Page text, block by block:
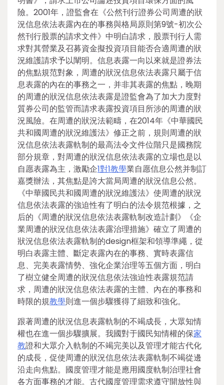
險。2001年，證監會在《公然刊行證券公司周遭的狀
況信息依法表露內在的事務與格局原則第9號-初次公
然刊行股票的請求文件》中明白請求，股票刊行人需
求對其營業及召募資金擬投資項目能否合適周遭的狀
況維護請求予以闡明。信息表露一向以來就是證券法
的焦點規范對象，周遭的狀況信息依法表露只屬于信
息表露的內在的事務之一，并非其表露的焦點，晚期
的周遭的狀況信息依法表露是證監會為了加大力度對
質券公司的監管而請求表露投資項目所涉的周遭的狀
況風險。在周遭的狀況法範疇，在2014年《中華國民
共和國周遭的狀況維護法》修正之前，規則周遭的狀
況信息依法表露軌制的最高法令文件位階只是國務院
部分規章，對周遭的狀況信息依法表露的立場也是以
自愿表露為主，激勵企1對1教學業自愿信息公然并制訂
嘉獎辦法，其焦點是誇大當局周遭的狀況信息公然。
《中華國民共和國周遭的狀況維護法》使周遭的狀況
信息依法表露的強迫性有了明白的法令規范根據，之
后的《周遭的狀況信息依法表露軌制改造計劃》《企
業周遭的狀況信息依法表露治理措施》確立了周遭的
狀況信息依法表露軌制的design框架和領導準繩，從
明白表露主體、斷定表露內在的事務、實時表露信
息、完美表露情勢、強化企業治理等五個方面，明白
了樹立健全周遭的狀況信息依法強迫性表露規范請
求，周遭的狀況信息依法表露的主體、內在的事務和
時限的規教學則進一個步驟獲得了細致和強化。
跟著周遭的狀況信息表露軌制的不竭成長，大眾知情
權也在進一個步驟擴展。我國對于國民知情權的保家
教證和大眾介入軌制的不竭完美以及管理才能古代化
的成長，促使周遭的狀況信息依法表露軌制不竭從邊
沿走向焦點。國度管理才能是應用國度軌制治理社會
各方面事務的才能。古代國度管理需求遵守開放性與